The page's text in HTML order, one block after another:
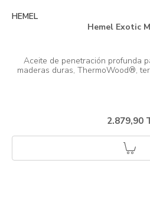
HEMEL
Hemel Exotic
Aceite de penetración profunda
2.879,90